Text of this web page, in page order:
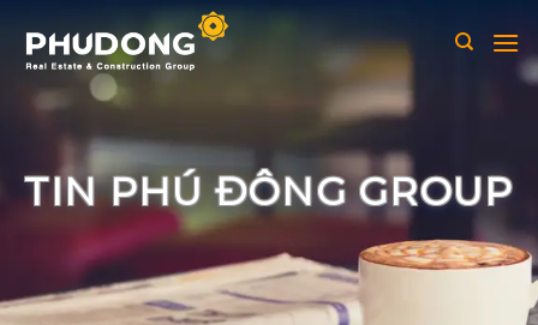
content
TIN PHÚ ĐÔNG GROUP